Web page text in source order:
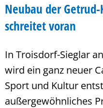
Neubau der
schreitet voran
In Troisdorf-Sieglar
wird ein ganz neuer
Sport und Kultur
außergewöhnliches